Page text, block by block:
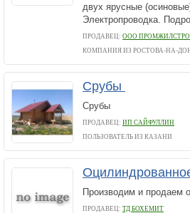
двух ярусные
Электропроводка.
ПРОДАВЕЦ: ООО
КОМПАНИЯ ИЗ РОСТОВА-НА-
Срубы
Срубы
ПРОДАВЕЦ: ИП САЙФУЛЛИН
ПОЛЬЗОВАТЕЛЬ ИЗ КАЗАНИ
Производим и продаем
ПРОДАВЕЦ: ТД БОХЕМИТ